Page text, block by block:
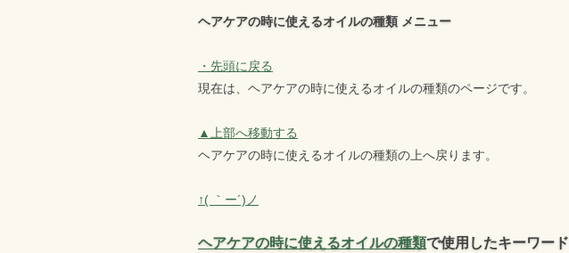
ヘアケアの時に使えるオイルの種類 メニュー
・先頭に戻る
現在は、ヘアケアの時に使えるオイルの種類のページです。
▲上部へ移動する
ヘアケアの時に使えるオイルの種類の上へ戻ります。
↑( ｀ー´)ノ
ヘアケアの時に使えるオイルの種類で使用したキーワード